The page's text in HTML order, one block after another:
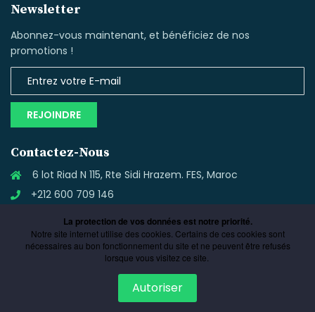
Newsletter
Abonnez-vous maintenant, et bénéficiez de nos
promotions !
REJOINDRE
Contactez-Nous
6 lot Riad N 115, Rte Sidi Hrazem. FES, Maroc
+212 600 709 146
Copyright © 2019. All rights reserved by Fidiacom
La protection de vos données est notre priorité.
Notre site internet utilise des cookies. Certains de ces cookies sont
nécessaires au bon fonctionnement du site et ne peuvent être refusés
lorsque vous visitez ce site.
Autoriser